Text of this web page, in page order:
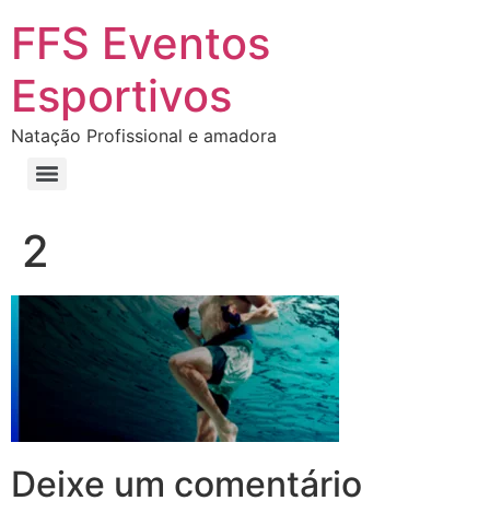
FFS Eventos
Esportivos
Natação Profissional e amadora
2
Deixe um comentário